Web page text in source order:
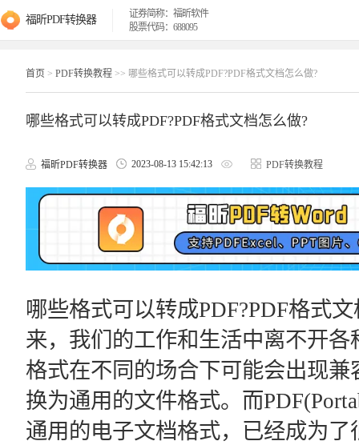
福昕PDF转换器
证券简称：福昕软件
股票代码：688095
首页 > PDF转换教程 >> 哪些格式可以转成PDF?PDF格式文档怎么做?
哪些格式可以转成PDF?PDF格式文档怎么做?
福昕PDF转换器 2023-08-13 15:42:13 PDF转换教程
哪些格式可以转成PDF?PDF格式
来，我们的工作和生活中离不开
格式在不同的场合下可能会出现
换为通用的文件格式。而
通用的电子文档格式，已经成为